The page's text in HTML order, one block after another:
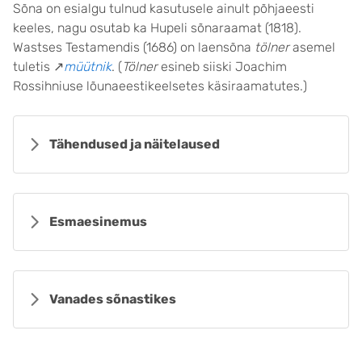
Sõna on esialgu tulnud kasutusele ainult põhjaeesti
keeles, nagu osutab ka Hupeli sõnaraamat (1818).
Wastses Testamendis (1686) on laensõna tölnerasemel
tuletis ↗müütnik. (Tölneresineb siiski Joachim
Rossihniuse lõunaeestikeelsetes käsiraamatutes.)
Tähendused ja näitelaused
Esmaesinemus
Vanades sõnastikes